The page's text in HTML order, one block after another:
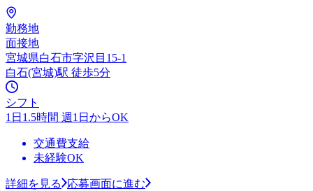
勤務地
面接地
宮城県白石市字沢目15-1
白石(宮城)駅 徒歩5分
シフト
1日1.5時間 週1日からOK
交通費支給
未経験OK
詳細を見る
応募画面に進む